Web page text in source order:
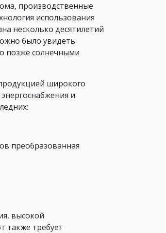
производственные
использования
несколько десятилетий
было увидеть
позже солнечными
широкого
и
преобразованная
высокой
также требует